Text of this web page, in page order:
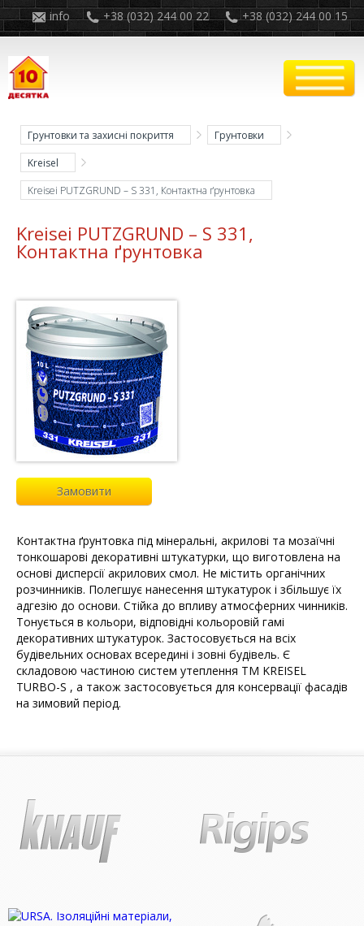
+38 (032) 244 00 15
+38 (032) 244 00 22
info
Грунтовки та захисні покриття
Грунтовки
Kreisel
Kreisei PUTZGRUND – S 331, Контактна ґрунтовка
Kreisei PUTZGRUND – S 331,
Контактна ґрунтовка
Замовити
Контактна ґрунтовка під мінеральні, акрилові та мозаїчні
тонкошарові декоративні штукатурки, що виготовлена на
основі дисперсії акрилових смол. Не містить органічних
розчинників. Полегшує нанесення штукатурок і збільшує їх
адгезію до основи. Стійка до впливу атмосферних чинників.
Тонується в кольори, відповідні кольоровій гамі
декоративних штукатурок. Застосовується на всіх
будівельних основах всередині і зовні будівель. Є
складовою частиною систем утеплення ТМ KREISEL
TURBO-S , а також застосовується для консервації фасадів
на зимовий період.